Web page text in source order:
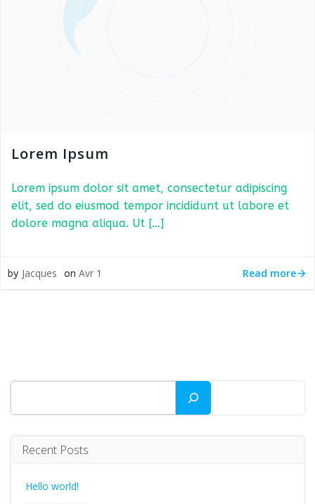
Lorem Ipsum
Lorem ipsum dolor sit amet, consectetur adipiscing
elit, sed do eiusmod tempor incididunt ut labore et
dolore magna aliqua. Ut […]
by Jacques on Avr 1 Read more
Rechercher
Recent Posts
Hello world!